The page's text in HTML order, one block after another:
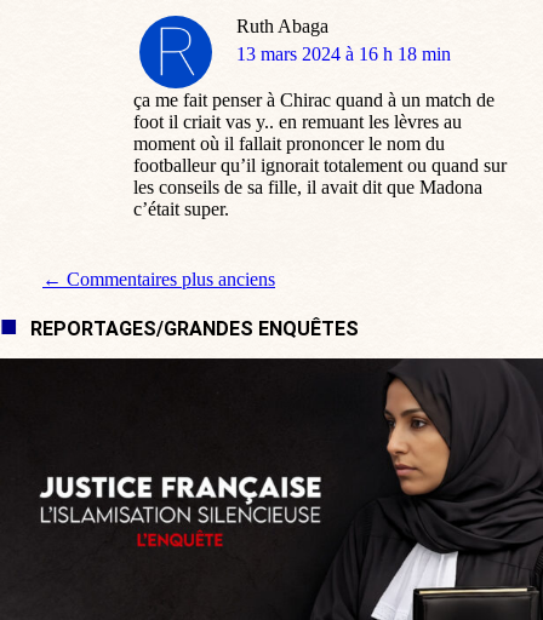
Ruth Abaga
dit
13 mars 2024 à 16 h 18 min
ça me fait penser à Chirac quand à un match de
foot il criait vas y.. en remuant les lèvres au
moment où il fallait prononcer le nom du
footballeur qu’il ignorait totalement ou quand sur
les conseils de sa fille, il avait dit que Madona
c’était super.
Navigation de commentaire
← Commentaires plus anciens
REPORTAGES/GRANDES ENQUÊTES